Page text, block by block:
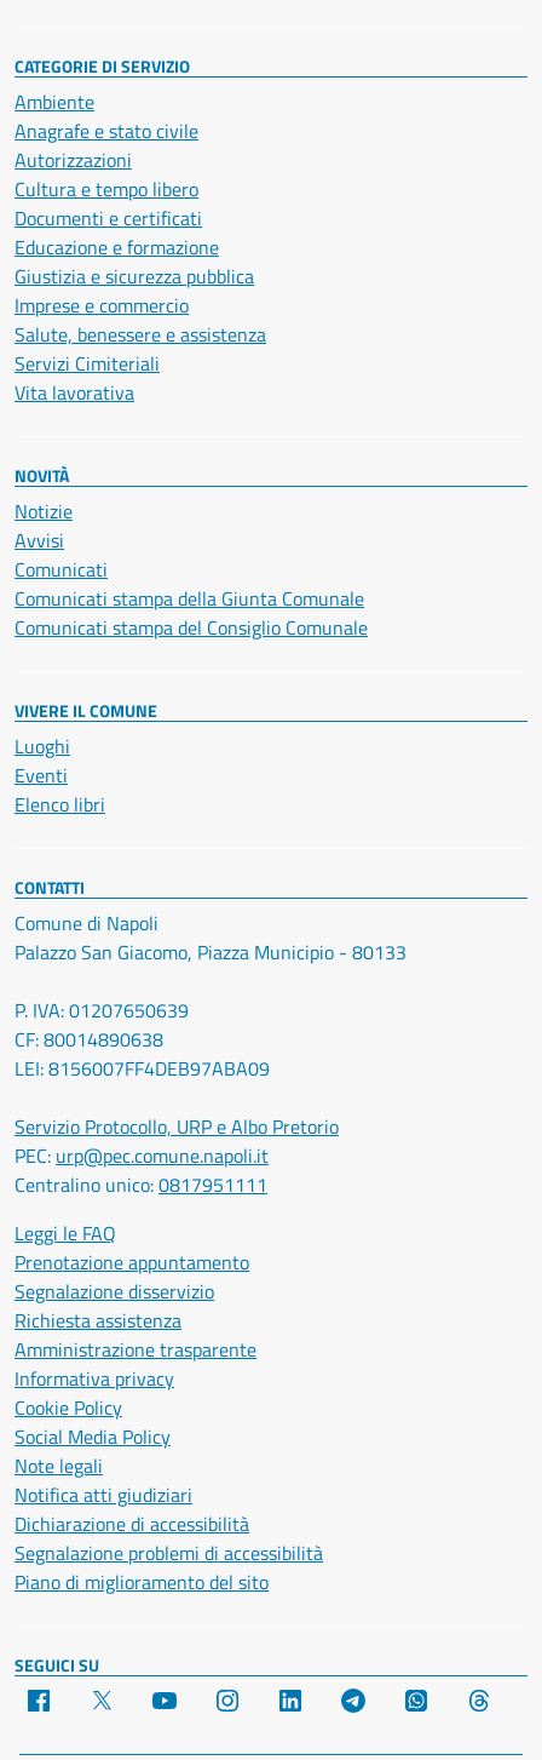
CATEGORIE DI SERVIZIO
Ambiente
Anagrafe e stato civile
Autorizzazioni
Cultura e tempo libero
Documenti e certificati
Educazione e formazione
Giustizia e sicurezza pubblica
Imprese e commercio
Salute, benessere e assistenza
Servizi Cimiteriali
Vita lavorativa
NOVITÀ
Notizie
Avvisi
Comunicati
Comunicati stampa della Giunta Comunale
Comunicati stampa del Consiglio Comunale
VIVERE IL COMUNE
Luoghi
Eventi
Elenco libri
CONTATTI
Comune di Napoli
Palazzo San Giacomo, Piazza Municipio - 80133
P. IVA: 01207650639
CF: 80014890638
LEI: 8156007FF4DEB97ABA09
Servizio Protocollo, URP e Albo Pretorio
PEC: urp@pec.comune.napoli.it
Centralino unico:0817951111
Leggi le FAQ
Prenotazione appuntamento
Segnalazione disservizio
Richiesta assistenza
Amministrazione trasparente
Informativa privacy
Cookie Policy
Social Media Policy
Note legali
Notifica atti giudiziari
Dichiarazione di accessibilità
Segnalazione problemi di accessibilità
Piano di miglioramento del sito
SEGUICI SU
Facebook YouTube Instagram LinkedIn Telegram WhatsApp